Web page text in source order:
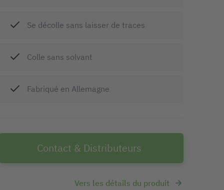
Se décolle sans laisser de traces
Colle sans solvant
Fabriqué en Allemagne
Contact & Distributeurs
Vers les détails du produit